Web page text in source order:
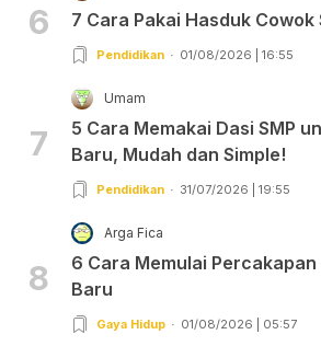
6 7 Cara Pakai Hasduk Cowok
Pendidikan 01/08/2026 | 16:55
7
Umam
5 Cara Memakai Dasi SMP
Baru, Mudah dan Simple!
Pendidikan 31/07/2026 | 19:55
8
Arga Fica
6 Cara Memulai
Baru
Gaya Hidup 01/08/2026 | 05:57